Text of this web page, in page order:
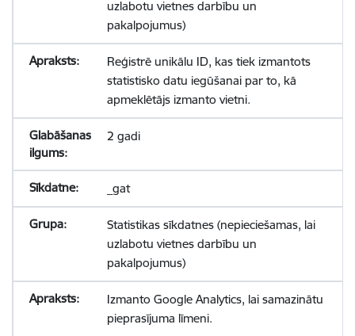
uzlabotu vietnes darbību un
pakalpojumus)
Reģistrē unikālu ID, kas tiek izmantots
statistisko datu iegūšanai par to, kā
apmeklētājs izmanto vietni.
2 gadi
_gat
Statistikas sīkdatnes (nepieciešamas, lai
uzlabotu vietnes darbību un
pakalpojumus)
Izmanto Google Analytics, lai samazinātu
pieprasījuma līmeni.